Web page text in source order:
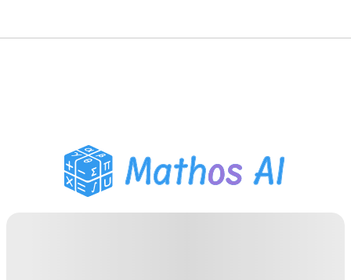
PDF Ödev Yardımcısı
Çalışma Araçları